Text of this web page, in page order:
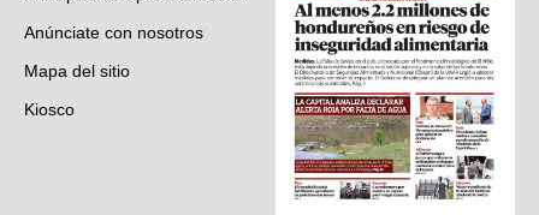
Anúnciate con nosotros
Mapa del sitio
Kiosco